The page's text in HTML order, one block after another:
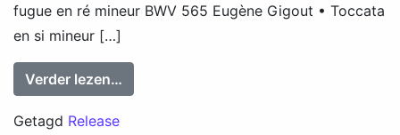
fugue en ré mineur BWV 565 Eugène Gigout • Toccata
en si mineur […]
Verder lezen…
Getagd Release